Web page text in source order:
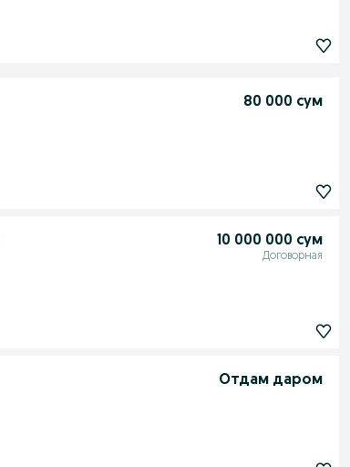
80 000 сум
10 000 000 сум
Договорная
Отдам даром